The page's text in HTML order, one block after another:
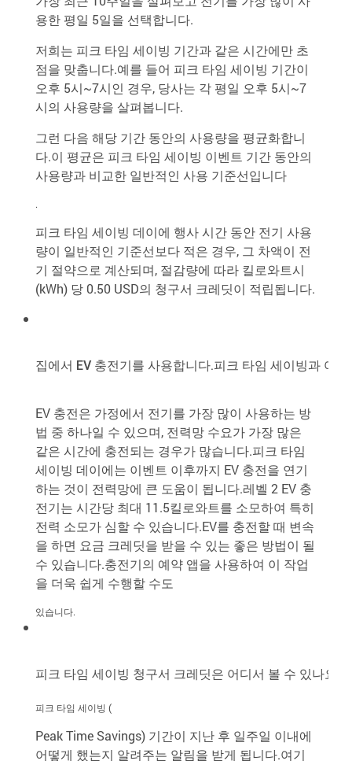
용한 평일 5일을 선택합니다.
저희는 피크 타임 세이빙 기간과 같은 시간에만 초
점을 맞춥니다.예를 들어 피크 타임 세이빙 기간이
오후 5시~7시인 경우, 당사는 각 평일 오후 5시~7
시의 사용량을 살펴봅니다.
그런 다음 해당 기간 동안의 사용량을 평균화합니
다.이 평균은 피크 타임 세이빙 이벤트 기간 동안의
사용량과 비교한 일반적인 사용 기준선입니다
.
피크 타임 세이빙 데이에 행사 시간 동안 전기 사용
량이 일반적인 기준선보다 적은 경우, 그 차액이 전
기 절약으로 계산되며, 절감량에 따라 킬로와트시
(kWh) 당 0.50 USD의 청구서 크레딧이 적립됩니다.
집에서 EV 충전기를 사용합니다.피크 타임 세이빙과 어
EV 충전은 가정에서 전기를 가장 많이 사용하는 방
법 중 하나일 수 있으며, 전력망 수요가 가장 많은
같은 시간에 충전되는 경우가 많습니다.피크 타임
세이빙 데이에는 이벤트 이후까지 EV 충전을 연기
하는 것이 전력망에 큰 도움이 됩니다.레벨 2 EV 충
전기는 시간당 최대 11.5킬로와트를 소모하여 특히
전력 소모가 심할 수 있습니다.EV를 충전할 때 변속
을 하면 요금 크레딧을 받을 수 있는 좋은 방법이 될
수 있습니다.충전기의 예약 앱을 사용하여 이 작업
을 더욱 쉽게 수행할 수도
있습니다.
피크 타임 세이빙 청구서 크레딧은 어디서 볼 수 있나요?
피크 타임 세이빙 (
Peak Time Savings) 기간이 지난 후 일주일 이내에
어떻게 했는지 알려주는 알림을 받게 됩니다.여기